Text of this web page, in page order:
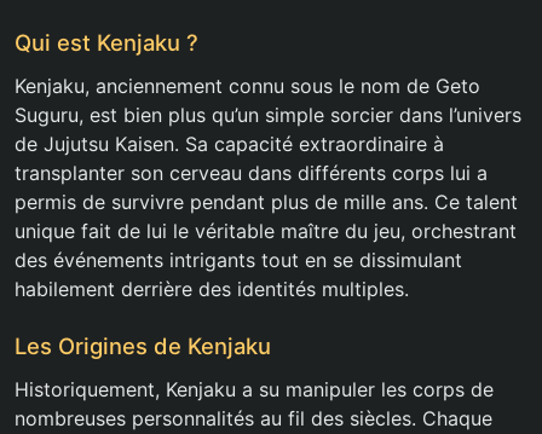
Qui est Kenjaku ?
Kenjaku, anciennement connu sous le nom de Geto
Suguru, est bien plus qu’un simple sorcier dans l’univers
de Jujutsu Kaisen. Sa capacité extraordinaire à
transplanter son cerveau dans différents corps lui a
permis de survivre pendant plus de mille ans. Ce talent
unique fait de lui le véritable maître du jeu, orchestrant
des événements intrigants tout en se dissimulant
habilement derrière des identités multiples.
Les Origines de Kenjaku
Historiquement, Kenjaku a su manipuler les corps de
nombreuses personnalités au fil des siècles. Chaque